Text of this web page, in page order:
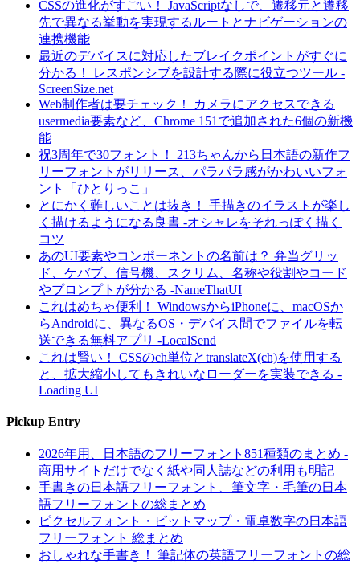
CSSの進化がすごい！ JavaScriptなしで、遷移元と遷移
先で異なる挙動を実現するルートとナビゲーションの
連携機能
最近のデバイスに対応したブレイクポイントがすぐに
分かる！ レスポンシブを設計する際に役立つツール -
ScreenSize.net
Web制作者は要チェック！ カメラにアクセスできる
usermedia要素など、Chrome 151で追加された6個の新機
能
祝3周年で30フォント！ 213ちゃんから日本語の新作フ
リーフォントがリリース、パラパラ感がかわいいフォ
ント「ひとりっこ」
とにかく難しいことは抜き！ 手描きのイラストが楽し
く描けるようになる良書 -オシャレをそれっぽく描く
コツ
あのUI要素やコンポーネントの名前は？ 弁当グリッ
ド、ケバブ、信号機、スクリム、名称や役割やコード
やプロンプトが分かる -NameThatUI
これはめちゃ便利！ WindowsからiPhoneに、macOSか
らAndroidに、異なるOS・デバイス間でファイルを転
送できる無料アプリ -LocalSend
これは賢い！ CSSのch単位とtranslateX(ch)を使用する
と、拡大縮小してもきれいなローダーを実装できる -
Loading UI
Pickup Entry
2026年用、日本語のフリーフォント851種類のまとめ -
商用サイトだけでなく紙や同人誌などの利用も明記
手書きの日本語フリーフォント、筆文字・毛筆の日本
語フリーフォントの総まとめ
ピクセルフォント・ビットマップ・電卓数字の日本語
フリーフォント 総まとめ
おしゃれな手書き！ 筆記体の英語フリーフォントの総